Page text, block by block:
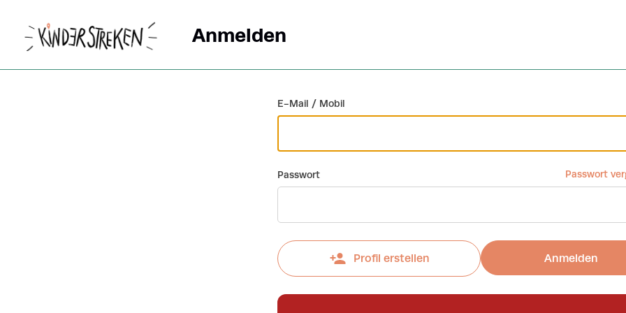
Zurück
Anmelden
E-Mail / Mobil
Passwort Passwort
Profil erstellen Anmelden